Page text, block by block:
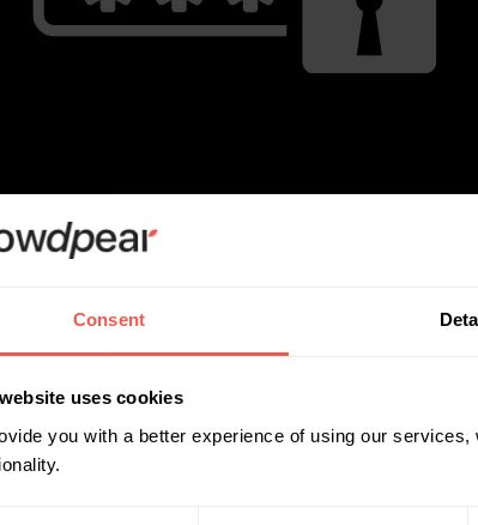
Consent
uses cookies
you with a better experience of using our
lėšų apsaugą, pradedame taikyti papildomą saugumo
išsiųstas kodas galioja vieną valandą. Prašymas išsiimti
kodą.
Jei lėšų išėmimas bus inicijuojamas į naujai
galite naudotis arba mes taikome, kad niekas kitas, išskyrus